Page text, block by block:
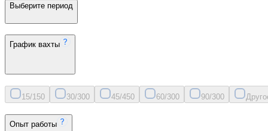
Выберите период
График вахты
15/150 30/300 45/450 60/300 90/300
Опыт работы